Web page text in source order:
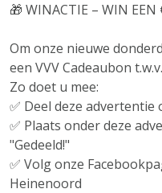
🎁 WINACTIE – WIN EEN
Om onze nieuwe
een VVV Cadeaubon
Zo doet u mee:
✅ Deel deze advertentie
✅ Plaats onder deze
"Gedeeld!"
✅ Volg onze
Heinenoord